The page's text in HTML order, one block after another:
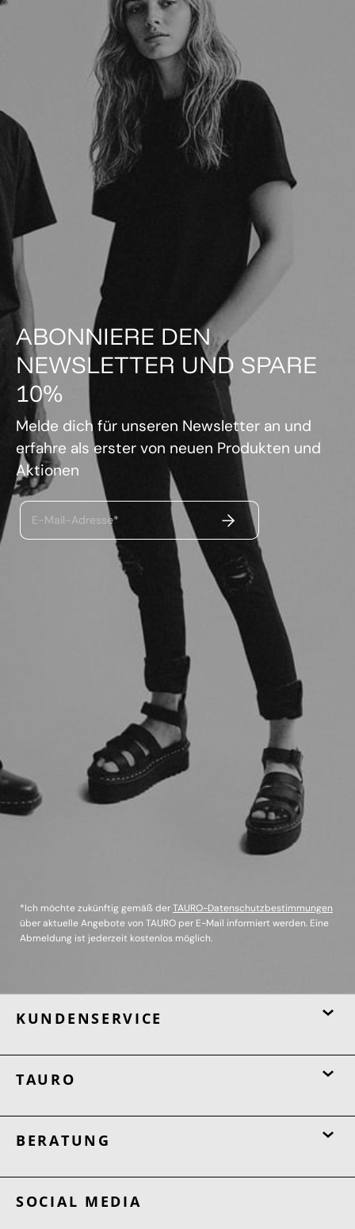
ABONNIERE DEN
NEWSLETTER UND SPARE
10%
Melde dich für unseren Newsletter an und
erfahre als erster von neuen Produkten und
Aktionen
E-Mail-Adresse* ABSENDEN
*Ich möchte zukünftig gemäß derTAURO-Datenschutzbestimmungen
über aktuelle Angebote von TAURO per E-Mail informiert werden. Eine
Abmeldung ist jederzeit kostenlos möglich.
KUNDENSERVICE
TAURO
BERATUNG
SOCIAL MEDIA